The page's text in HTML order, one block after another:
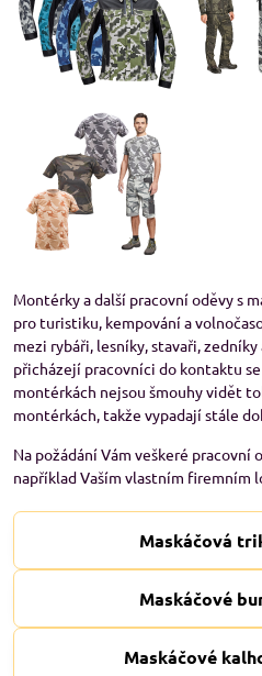
Montérky a další pracovní oděvy s
pro turistiku, kempování a
mezi rybáři, lesníky, stavaři,
přicházejí pracovníci do kontaktu
montérkách nejsou šmouhy vidět
montérkách, takže vypadají stále
Na požádání Vám veškeré pracovní
například Vaším vlastním firemním
Maskáčová
Maskáčové
Maskáčové